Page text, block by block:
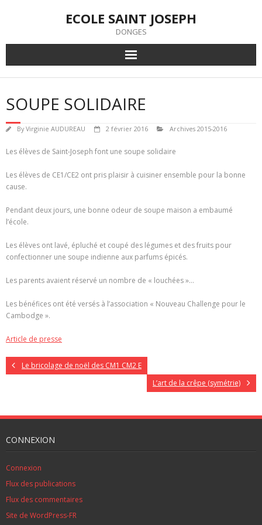
ECOLE SAINT JOSEPH
DONGES
SOUPE SOLIDAIRE
ByVirginie AUDUREAU 2 février 2016 Archives 2015-2016
Les élèves de Saint-Joseph font une soupe solidaire
Les élèves de CE1/CE2 ont pris plaisir à cuisiner ensemble pour la bonne
cause.
Pendant deux jours, une bonne odeur de soupe maison a embaumé
l’école.
Les élèves ont lavé, épluché et coupé des légumes et des fruits pour
confectionner une soupe indienne aux parfums épicés.
Les parents avaient réservé un nombre de « louchées »…
Les bénéfices ont été versés à l’association « Nouveau Challenge pour le
Cambodge ».
Article de presse
Le bricolage de noël des CM1 CM2 E
L’art de la crêpe (symétrie)
CONNEXION
Connexion
Flux des publications
Flux des commentaires
Site de WordPress-FR